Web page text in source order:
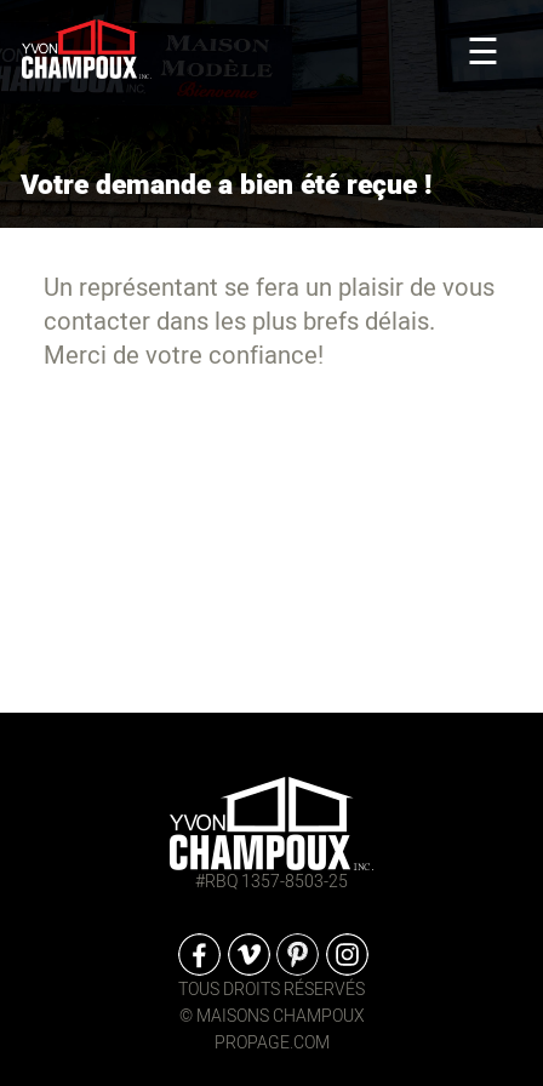
☰
Votre demande a bien été reçue !
Un représentant se fera un plaisir de vous
contacter dans les plus brefs délais.
Merci de votre confiance!
#RBQ 1357-8503-25
TOUS DROITS RÉSERVÉS
© MAISONS CHAMPOUX
PROPAGE.COM